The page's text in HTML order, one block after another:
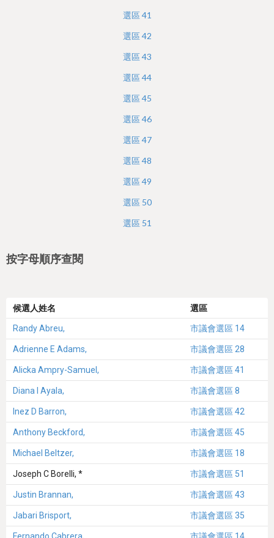
選區41
選區42
選區43
選區44
選區45
選區46
選區47
選區48
選區49
選區 50
選區 51
按字母順序查閱
候選人姓名 選區
Randy Abreu, 市議會選區 14
Adrienne E Adams, 市議會選區 28
Alicka Ampry-Samuel, 市議會選區 41
Diana I Ayala, 市議會選區 8
Inez D Barron, 市議會選區 42
Anthony Beckford, 市議會選區 45
Michael Beltzer, 市議會選區 18
Joseph C Borelli, * 市議會選區 51
Justin Brannan, 市議會選區 43
Jabari Brisport, 市議會選區 35